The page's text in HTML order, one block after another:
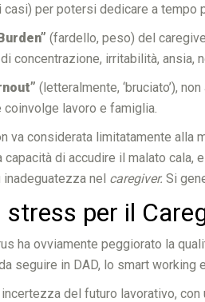
per potersi dedicare a tempo
(fardello, peso) del
concentrazione, irritabilità, ansia,
(letteralmente, ‘bruciato’),
lavoro e famiglia.
va considerata limitatamente
capacità di accudire il malato
nel caregiver. Si
per il
ha ovviamente peggiorato la
seguire in DAD, lo smart working
del futuro lavorativo,